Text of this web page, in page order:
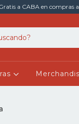
a CABA en compras